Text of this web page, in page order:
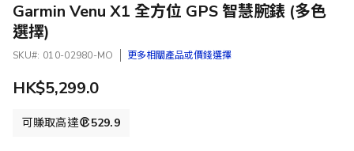
Garmin Venu X1 全方位 GPS 智慧腕錶 (多色
選擇)
SKU 010-02980-MO 更多相關產品或價錢選擇
HK$5,299.0
可賺取高達 529.9